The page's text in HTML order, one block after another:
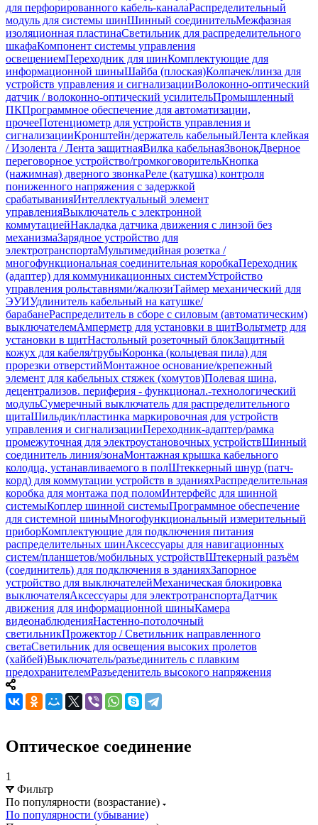
для перфорированного кабель-каналаРаспределительный
модуль для системы шинШинный соединительМежфазная
изоляционная пластинаСветильник для распределительного
шкафаКомпонент системы управления
освещениемПереходник для шинКомплектующие для
информационной шиныШайба (плоская)Колпачек/линза для
устройств управления и сигнализацииВолоконно-оптический
датчик / волоконно-оптический усилительПромышленный
ПКПрограммное обеспечение для автоматизации,
прочееПотенциометр для устройств управления и
сигнализацииКронштейн/держатель кабельныйЛента клейкая
/ Изолента / Лента защитнаяВилка кабельнаяЗвонокДверное
переговорное устройство/громкоговорительКнопка
(нажимная) дверного звонкаРеле (катушка) контроля
пониженного напряжения с задержкой
срабатыванияИнтеллектуальный элемент
управленияВыключатель с электронной
коммутациейНакладка датчика движения с линзой без
механизмаЗарядное устройство для
электротранспортаМультимедийная розетка /
многофункциональная соединительная коробкаПереходник
(адаптер) для коммуникационных системУстройство
управления рольставнями/жалюзиТаймер механический для
ЭУИУдлинитель кабельный на катушке/
барабанеРаспределитель в сборе с силовым (автоматическим)
выключателемАмперметр для установки в щитВольтметр для
установки в щитНастольный розеточный блокЗащитный
кожух для кабеля/трубыКоронка (кольцевая пила) для
прорезки отверстийМонтажное основание/крепежный
элемент для кабельных стяжек (хомутов)Полевая шина,
децентрализов. периферия - функционал.-технологический
модульСумеречный выключатель для распределительного
щитаШильдик/пластинка маркировочная для устройств
управления и сигнализацииПереходник-адаптер/рамка
промежуточная для электроустановочных устройствШинный
соединитель линия/зонаМонтажная крышка кабельного
колодца, устанавливаемого в полШтеккерный шнур (патч-
корд) для коммутации устройств в зданияхРаспределительная
коробка для монтажа под поломИнтерфейс для шинной
системыКоплер шинной системыПрограммное обеспечение
для системной шиныМногофункциональный измерительный
приборКомплектующие для подключения питания
распределительных шинАксессуары для навигационных
систем/планшетов/мобильных устройствШтекерный разъём
(соединитель) для подключения в зданияхЗапорное
устройство для выключателейМеханическая блокировка
выключателяАксессуары для электротранспортаДатчик
движения для информационной шиныКамера
видеонаблюденияНастенно-потолочный
светильникПрожектор / Светильник направленного
светаСветильник для освещения высоких пролетов
(хайбей)Выключатель/разъединитель с плавким
предохранителемРазъеденитель высокого напряжения
Оптическое соединение
1
Фильтр
По популярности (возрастание)
По популярности (убывание)